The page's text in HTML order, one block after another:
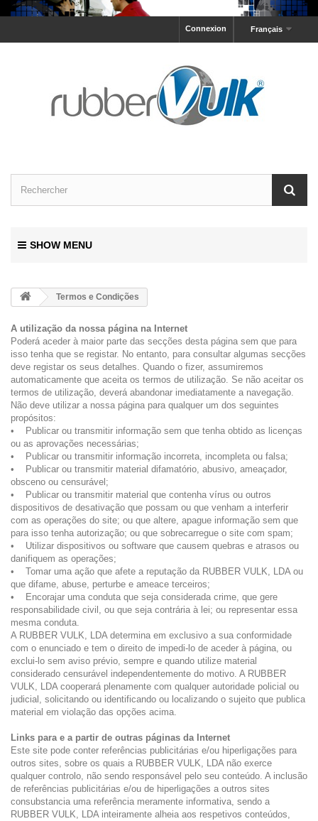
Français
Connexion
SHOW MENU
Termos e Condições
A utilização da nossa página na Internet
Poderá aceder à maior parte das secções desta página sem que para
isso tenha que se registar. No entanto, para consultar algumas secções
deve registar os seus detalhes. Quando o fizer, assumiremos
automaticamente que aceita os termos de utilização. Se não aceitar os
termos de utilização, deverá abandonar imediatamente a navegação.
Não deve utilizar a nossa página para qualquer um dos seguintes
propósitos:
• Publicar ou transmitir informação sem que tenha obtido as licenças
ou as aprovações necessárias;
• Publicar ou transmitir informação incorreta, incompleta ou falsa;
• Publicar ou transmitir material difamatório, abusivo, ameaçador,
obsceno ou censurável;
• Publicar ou transmitir material que contenha vírus ou outros
dispositivos de desativação que possam ou que venham a interferir
com as operações do site; ou que altere, apague informação sem que
para isso tenha autorização; ou que sobrecarregue o site com spam;
• Utilizar dispositivos ou software que causem quebras e atrasos ou
danifiquem as operações;
• Tomar uma ação que afete a reputação da RUBBER VULK, LDA ou
que difame, abuse, perturbe e ameace terceiros;
• Encorajar uma conduta que seja considerada crime, que gere
responsabilidade civil, ou que seja contrária à lei; ou representar essa
mesma conduta.
A RUBBER VULK, LDA determina em exclusivo a sua conformidade
com o enunciado e tem o direito de impedi-lo de aceder à página, ou
exclui-lo sem aviso prévio, sempre e quando utilize material
considerado censurável independentemente do motivo. A RUBBER
VULK, LDA cooperará plenamente com qualquer autoridade policial ou
judicial, solicitando ou identificando ou localizando o sujeito que publica
material em violação das opções acima.
Links para e a partir de outras páginas da Internet
Este site pode conter referências publicitárias e/ou hiperligações para
outros sites, sobre os quais a RUBBER VULK, LDA não exerce
qualquer controlo, não sendo responsável pelo seu conteúdo. A inclusão
de referências publicitárias e/ou de hiperligações a outros sites
consubstancia uma referência meramente informativa, sendo a
RUBBER VULK, LDA inteiramente alheia aos respetivos conteúdos,